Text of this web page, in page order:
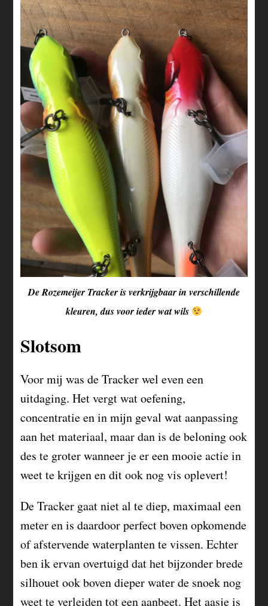
De Rozemeijer Tracker is verkrijgbaar in verschillende
kleuren, dus voor ieder wat wils
Slotsom
Voor mij was de Tracker wel even een
uitdaging. Het vergt wat oefening,
concentratie en in mijn geval wat aanpassing
aan het materiaal, maar dan is de beloning ook
des te groter wanneer je er een mooie actie in
weet te krijgen en dit ook nog vis oplevert!
De Tracker gaat niet al te diep, maximaal een
meter en is daardoor perfect boven opkomende
of afstervende waterplanten te vissen. Echter
ben ik ervan overtuigd dat het bijzonder brede
silhouet ook boven dieper water de snoek nog
weet te verleiden tot een aanbeet. Het aasje is